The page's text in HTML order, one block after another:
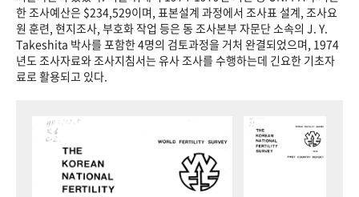
한 조사예산은 $234,529이며, 표본설계 과정에서 조사표 설계, 조사요
원 훈련, 현지조사, 부호화 작업 등은 동 조사본부 자문단 소속의 J. Y.
Takeshita 박사를 포함한 4명의 검토과정을 거처 완결되었으며, 1974
년도 조사자료와 조사지침서는 유사 조사를 수행하는데 긴요한 기초자
료로 활용되고 있다.